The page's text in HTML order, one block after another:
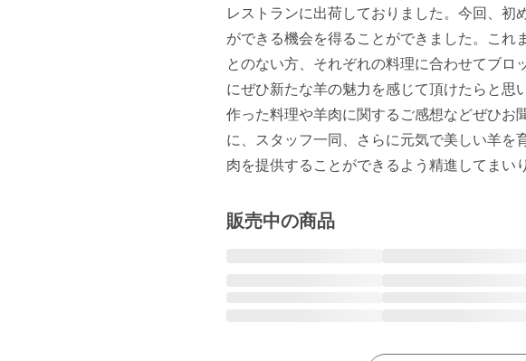
レストランに出荷しておりました。今回、初
ができる機会を得ることができました。これ
とのない方、それぞれの料理に合わせてブロ
にぜひ新たな羊の魅力を感じて頂けたらと思
作った料理や羊肉に関するご感想などぜひお
に、スタッフ一同、さらに元気で美しい羊を
販売中の商品